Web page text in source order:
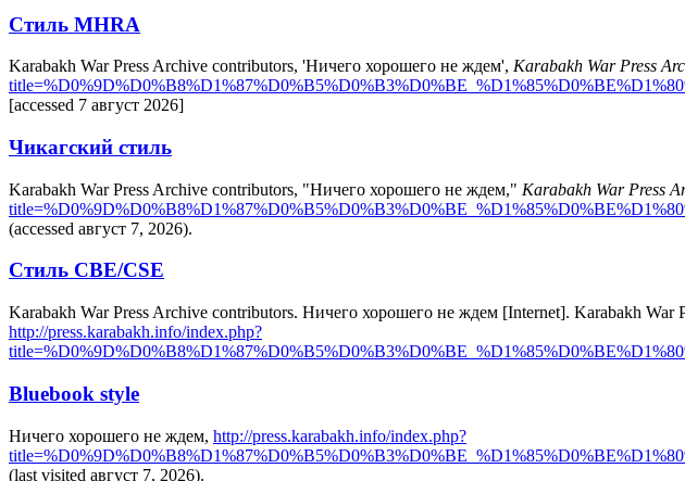
Стиль MHRA
Karabakh War Press Archive contributors, 'Ничего хорошего не ждем', Karabakh War Press
[accessed 7 август 2026]
Чикагский стиль
Karabakh War Press Archive contributors, "Ничего хорошего не ждем," Karabakh War Press
(accessed август 7, 2026).
Стиль CBE/CSE
Karabakh War Press Archive contributors. Ничего хорошего не ждем [Internet]. Karabakh
http://press.karabakh.info/index.php?
Bluebook style
Ничего хорошего не ждем, http://press.karabakh.info/index.php?
(last visited август 7, 2026).